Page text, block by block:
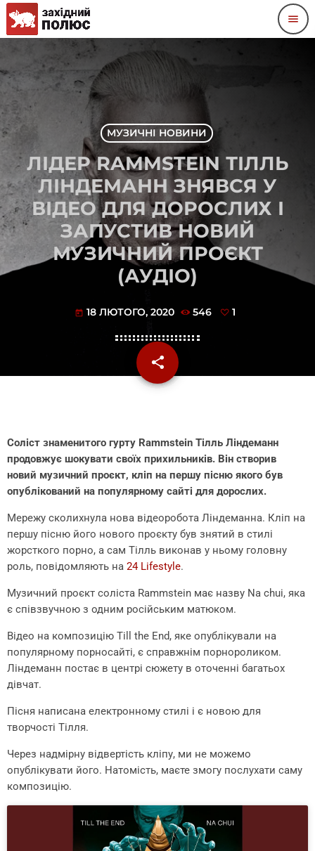
menu
МУЗИЧНІ НОВИНИ
ЛІДЕР RAMMSTEIN ТІЛЛЬ
ЛІНДЕМАНН ЗНЯВСЯ У
ВІДЕО ДЛЯ ДОРОСЛИХ І
ЗАПУСТИВ НОВИЙ
МУЗИЧНИЙ ПРОЄКТ
(АУДІО)
today 18 ЛЮТОГО, 2020 546 1
share
email
Соліст знаменитого гурту Rammstein Тілль Ліндеманн
продовжує шокувати своїх прихильників. Він створив
новий музичний проєкт, кліп на першу пісню якого був
опублікований на популярному сайті для дорослих.
Мережу сколихнула нова відеоробота Ліндеманна. Кліп на
першу пісню його нового проєкту був знятий в стилі
жорсткого порно, а сам Тілль виконав у ньому головну
роль, повідомляють на 24 Lifestyle.
Музичний проєкт соліста Rammstein має назву Na chui, яка
є співзвучною з одним російським матюком.
Відео на композицію Till the End, яке опублікували на
популярному порносайті, є справжнім порнороликом.
Ліндеманн постає в центрі сюжету в оточенні багатьох
дівчат.
Пісня написана електронному стилі і є новою для
творчості Тілля.
Через надмірну відвертість кліпу, ми не можемо
опублікувати його. Натомість, маєте змогу послухати саму
композицію.